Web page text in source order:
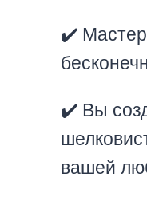
✔️
✔️ Вы
вашей